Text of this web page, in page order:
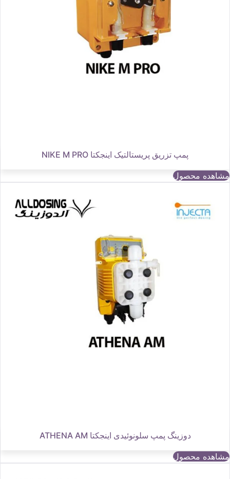
پمپ تزریق پریستالتیک اینجکتا NIKE M PRO
مشاهده محصول
دوزینگ پمپ سلونوئیدی اینجکتا ATHENA AM
مشاهده محصول